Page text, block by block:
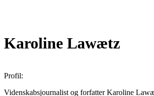
Karoline Lawætz
Profil:
Videnskabsjournalist og forfatter Karoline